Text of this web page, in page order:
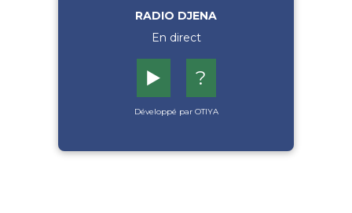
RADIO DJENA
En direct
▶️ ?
Développé par OTIYA